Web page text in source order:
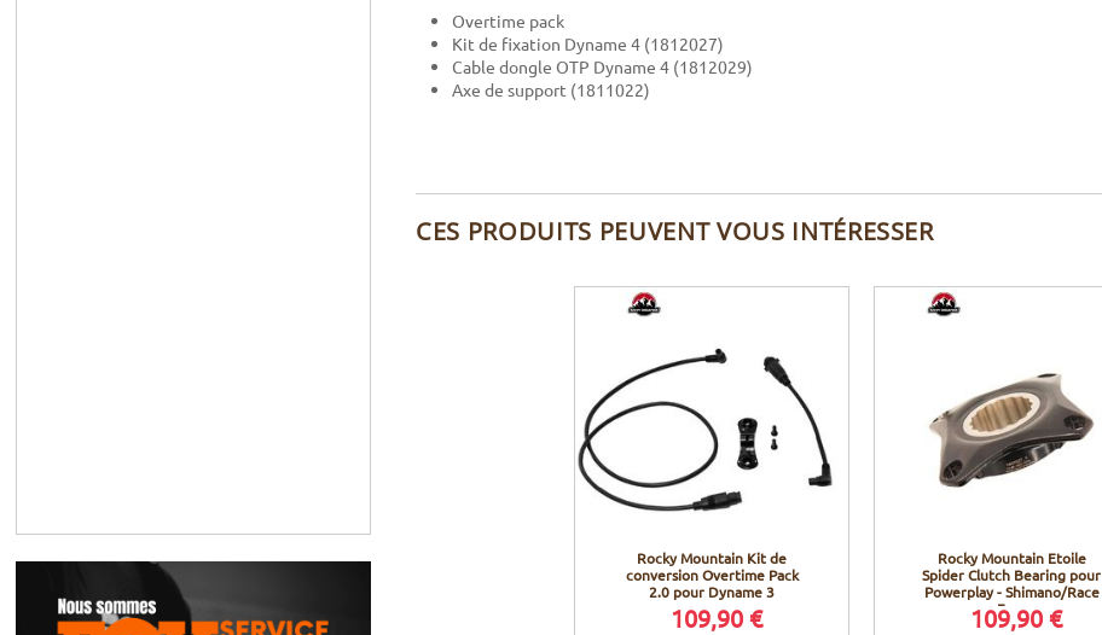
Overtime pack
Kit de fixation Dyname 4 (1812027)
Cable dongle OTP Dyname 4 (1812029)
Axe de support (1811022)
CES PRODUITS PEUVENT VOUS INTÉRESSER
Rocky Mountain Kit de
conversion Overtime Pack
2.0 pour Dyname 3
109,90 €
Rocky Mountain Etoile
Spider Clutch Bearing pour
Powerplay - Shimano/Race
Face
109,90 €